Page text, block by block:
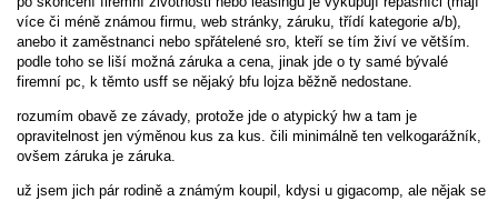
více či méně známou firmu, web stránky, záruku, třídí kategorie a/b),
anebo it zaměstnanci nebo spřátelené sro, kteří se tím živí ve větším.
podle toho se liší možná záruka a cena, jinak jde o ty samé bývalé
firemní pc, k těmto usff se nějaký bfu lojza běžně nedostane.
rozumím obavě ze závady, protože jde o atypický hw a tam je
opravitelnost jen výměnou kus za kus. čili minimálně ten velkogarážník,
ovšem záruka je záruka.
už jsem jich pár rodině a známým koupil, kdysi u gigacomp, ale nějak se